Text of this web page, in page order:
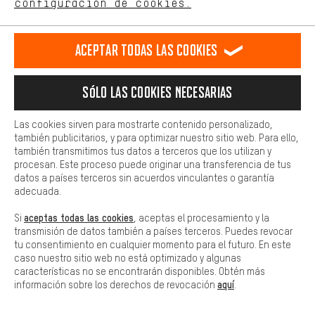
Herbert, General Operations & Services
transcurso de 100 días después de tu
compra y te reembolsaremos el monto del
pago efectuado.
Al formulario
Más información
ENVÍO
SEGUIMIENTO DE PEDIDOS
ANULACIÓN
configuración de cookies.
Más confort
cookies de comodidad, creamos enlaces a plataformas de redes
sociales. Esto nos permite proporcionarle más contenido e
adicionales que le ayudarán a encontrar los productos adecuados.
preguntas de forma rápida y sencilla.
Básica
Las cookies básicas aseguran que puedas usar nuestro sitio web.
Aceptar todas las cookies
Sólo las cookies necesarias
Las cookies sirven para mostrarte contenido personalizado,
también publicitarios, y para optimizar nuestro sitio web. Para ello,
también transmitimos tus datos a terceros que los utilizan y
procesan. Este proceso puede originar una transferencia de tus
datos a países terceros sin acuerdos vinculantes o garantía
adecuada.
Si aceptas todas las cookies , aceptas el procesamiento y la
transmisión de datos también a países terceros. Puedes revocar
tu consentimiento en cualquier momento para el futuro. En este
caso nuestro sitio web no está optimizado y algunas
características no se encontrarán disponibles. Obtén más
información sobre los derechos de revocación aquí.